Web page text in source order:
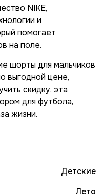
NIKE,
и
помогает
на поле.
шорты для мальчиков
выгодной цене,
скидку, эта
для футбола,
жизни.
Детские
Лето